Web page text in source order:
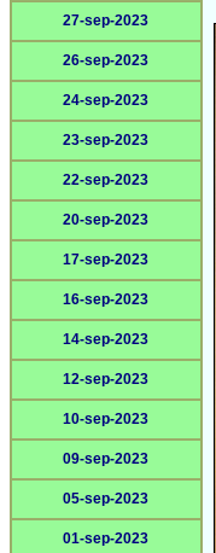
27-sep-2023
26-sep-2023
24-sep-2023
23-sep-2023
22-sep-2023
20-sep-2023
17-sep-2023
16-sep-2023
14-sep-2023
12-sep-2023
10-sep-2023
09-sep-2023
05-sep-2023
01-sep-2023